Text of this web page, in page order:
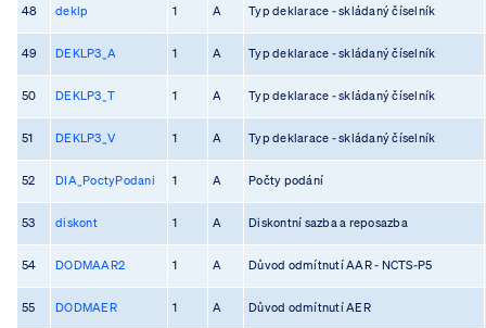
48 deklp 1 A Typ deklarace - skládaný číselník
49 DEKLP3_A 1 A Typ deklarace - skládaný číselník
50 DEKLP3_T 1 A Typ deklarace - skládaný číselník
51 DEKLP3_V 1 A Typ deklarace - skládaný číselník
52 DIA_PoctyPodani 1 A Počty podání
53 diskont 1 A Diskontní sazba a reposazba
54 DODMAAR2 1 A Důvod odmítnutí AAR - NCTS-P5
55 DODMAER 1 A Důvod odmítnutí AER